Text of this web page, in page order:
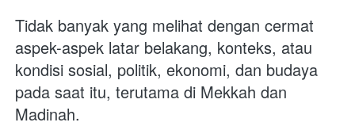
Tidak banyak yang melihat dengan cermat
aspek-aspek latar belakang, konteks, atau
kondisi sosial, politik, ekonomi, dan budaya
pada saat itu, terutama di Mekkah dan
Madinah.